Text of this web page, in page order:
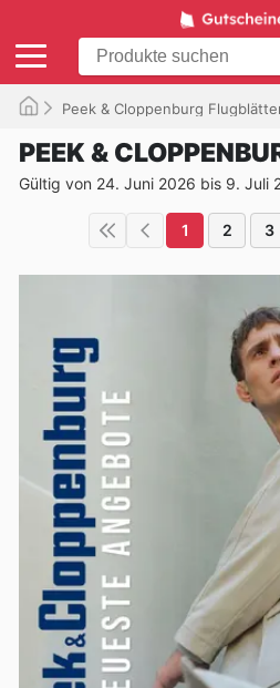
Peek & Cloppenburg
PEEK &
Gültig von 24. Juni 2026 bis 9. Juli
1 2 3